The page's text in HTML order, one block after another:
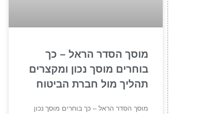
מוסך הסדר הראל – כך
בוחרים מוסך נכון ומקצרים
תהליך מול חברת הביטוח
מוסך הסדר הראל – כך בוחרים מוסך נכון